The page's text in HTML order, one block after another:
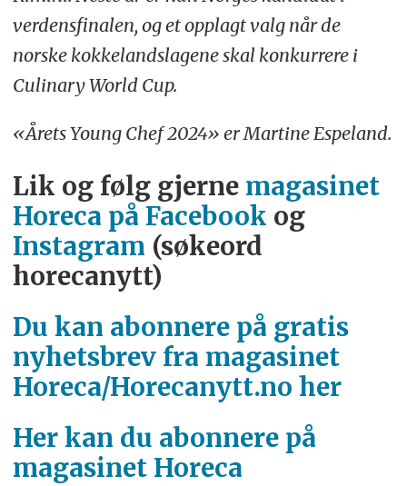
verdensfinalen, og et opplagt valg når de
norske kokkelandslagene skal konkurrere i
Culinary World Cup.
«Årets Young Chef 2024» er Martine Espeland.
Lik og følg gjerne magasinet
Horeca på Facebook og
Instagram (søkeord
horecanytt)
Du kan abonnere på gratis
nyhetsbrev fra magasinet
Horeca/Horecanytt.no her
Her kan du abonnere på
magasinet Horeca